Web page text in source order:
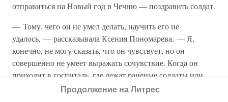
отправиться на Новый год в Чечню — поздравить солдат.
— Тому, чего он не умел делать, научить его не
удалось, — рассказывала Ксения Пономарева. — Я,
конечно, не могу сказать, что он чувствует, но он
совершенно не умеет выражать сочувствие. Когда он
приходит в госпиталь, где лежат раненые солдаты или
больные дети, возможно, у него сердце кровью
Продолжение на Литрес